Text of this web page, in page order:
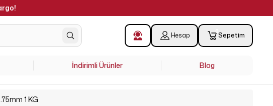
Kargoda !
Hesap 0 Sepetim
İndirimli Ürünler Blog
1 KG